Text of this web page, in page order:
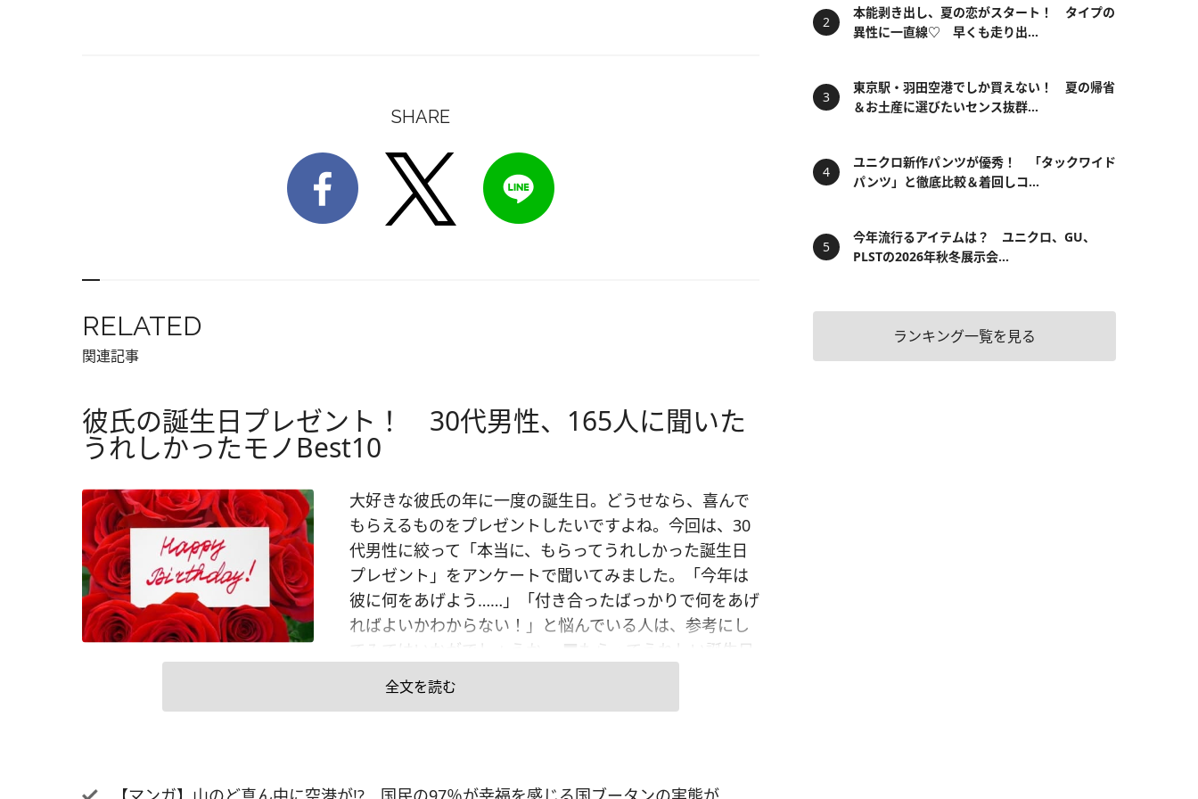
SHARE
RELATED
関連記事
彼氏の誕生日プレゼント！ 30代男性、165人に聞いた
うれしかったモノBest10
大好きな彼氏の年に一度の誕生日。どうせなら、喜んで
もらえるものをプレゼントしたいですよね。今回は、30
代男性に絞って「本当に、もらってうれしかった誕生日
プレゼント」をアンケートで聞いてみました。「今年は
彼に何をあげよう……」「付き合ったばっかりで何をあげ
ればよいかわからない！」と悩んでいる人は、参考にし
てみてはいかがでしょうか。 ■もらってうれしい誕生日
プレゼントBest10 【30代男性編】 女友だち相手なら
選びやすい誕生日プレゼントも、男性相手、彼氏に贈る
全文を読む
本能剥き出し、夏の恋がスタート！ タイプの
異性に一直線♡ 早くも走り出...
東京駅・羽田空港でしか買えない！ 夏の帰省
＆お土産に選びたいセンス抜群...
ユニクロ新作パンツが優秀！ 「タックワイド
パンツ」と徹底比較＆着回しコ...
今年流行るアイテムは？ ユニクロ、GU、
PLSTの2026年秋冬展示会...
ランキング一覧を見る